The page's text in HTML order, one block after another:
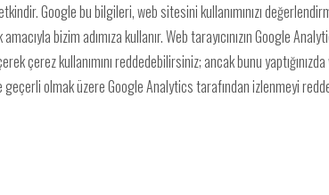
Google bu bilgileri, web sitesini kullanımınızı
bizim adımıza kullanır. Web tarayıcınızın Google
çerez kullanımını reddedebilirsiniz; ancak bunu
olmak üzere Google Analytics tarafından izlenmeyi